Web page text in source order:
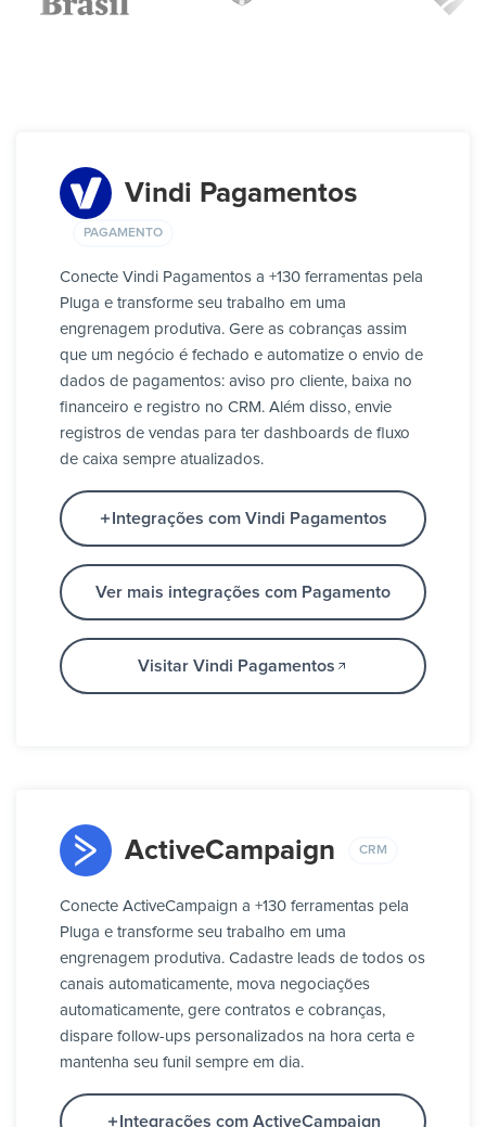
Vindi Pagamentos
PAGAMENTO
Conecte Vindi Pagamentos a +130 ferramentas pela
Pluga e transforme seu trabalho em uma
engrenagem produtiva. Gere as cobranças assim
que um negócio é fechado e automatize o envio de
dados de pagamentos: aviso pro cliente, baixa no
financeiro e registro no CRM. Além disso, envie
registros de vendas para ter dashboards de fluxo
de caixa sempre atualizados.
Integrações com Vindi Pagamentos
Ver mais integrações com Pagamento
Visitar Vindi Pagamentos
ActiveCampaign CRM
Conecte ActiveCampaign a +130 ferramentas pela
Pluga e transforme seu trabalho em uma
engrenagem produtiva. Cadastre leads de todos os
canais automaticamente, mova negociações
automaticamente, gere contratos e cobranças,
dispare follow-ups personalizados na hora certa e
mantenha seu funil sempre em dia.
Integrações com ActiveCampaign